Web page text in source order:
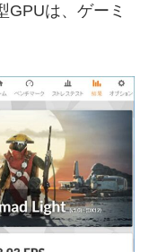
GPUは、ゲーミ